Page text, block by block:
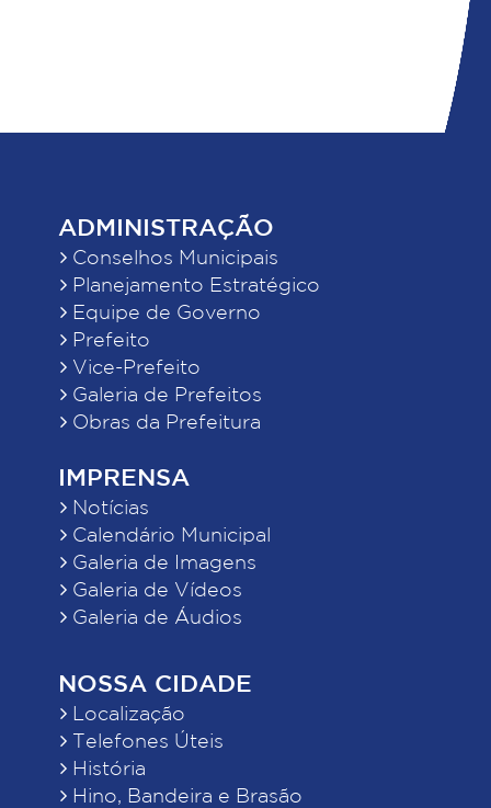
ADMINISTRAÇÃO
Conselhos Municipais
Planejamento Estratégico
Equipe de Governo
Prefeito
Vice-Prefeito
Galeria de Prefeitos
Obras da Prefeitura
IMPRENSA
Notícias
Calendário Municipal
Galeria de Imagens
Galeria de Vídeos
Galeria de Áudios
NOSSA CIDADE
Localização
Telefones Úteis
História
Hino, Bandeira e Brasão